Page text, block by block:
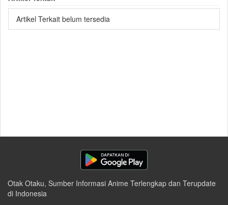
Artikel Terkait belum tersedia
Otak Otaku, Sumber Informasi Anime Terlengkap dan Terupdate
di Indonesia